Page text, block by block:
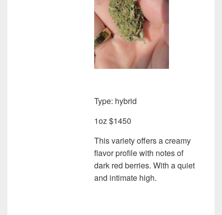
Type: hybrid
1oz $1450
This variety offers a creamy
flavor profile with notes of
dark red berries. With a quiet
and intimate high.